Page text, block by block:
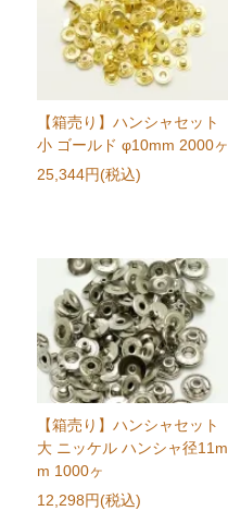
【箱売り】ハンシャセット
小 ゴールド φ10mm 2000ヶ
25,344円(税込)
【箱売り】ハンシャセット
大 ニッケル ハンシャ径11m
m 1000ヶ
12,298円(税込)